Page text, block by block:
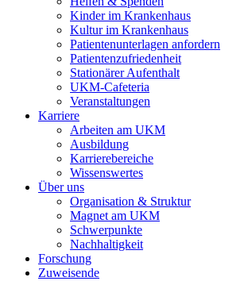
Kinder im Krankenhaus
Kultur im Krankenhaus
Patientenunterlagen anfordern
Patientenzufriedenheit
Stationärer Aufenthalt
UKM-Cafeteria
Veranstaltungen
Karriere
Arbeiten am UKM
Ausbildung
Karrierebereiche
Wissenswertes
Über uns
Organisation & Struktur
Magnet am UKM
Schwerpunkte
Nachhaltigkeit
Forschung
Zuweisende